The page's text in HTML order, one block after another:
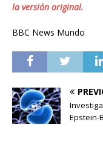
la versión original.
BBC News Mundo
Epstein-